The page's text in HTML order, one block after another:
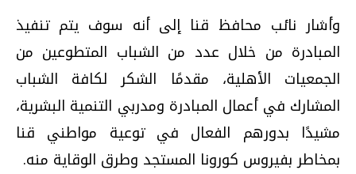
وأشار نائب محافظ قنا إلى أنه سوف يتم تنفيذ
المبادرة من خلال عدد من الشباب المتطوعين من
الجمعيات الأهلية، مقدمًا الشكر لكافة الشباب
المشارك في أعمال المبادرة ومدربي التنمية البشرية،
مشيدًا بدورهم الفعال في توعية مواطني قنا
بمخاطر بفيروس كورونا المستجد وطرق الوقاية منه.